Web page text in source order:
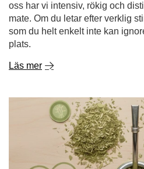
oss har vi intensiv, rökig och
mate. Om du letar efter verklig
som du helt enkelt inte kan
plats.
Läs mer